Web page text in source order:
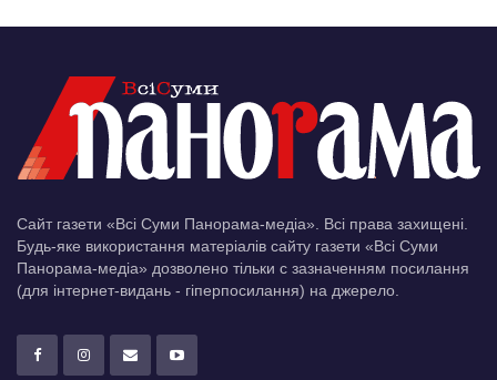
Сайт газети «Всі Суми Панорама-медіа». Всі права захищені.
Будь-яке використання матеріалів сайту газети «Всі Суми
Панорама-медіа» дозволено тільки c зазначенням посилання
(для інтернет-видань - гіперпосилання) на джерело.